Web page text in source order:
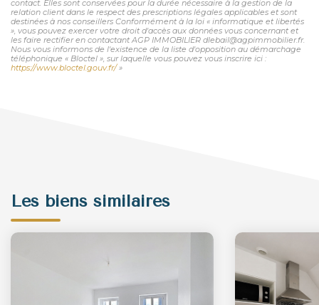
contact. Elles sont conservées pour la durée nécessaire à la gestion de la
relation client dans le respect des prescriptions légales applicables et sont
destinées à nos conseillers Conformément à la loi « informatique et libertés
», vous pouvez exercer votre droit d'accès aux données vous concernant et
les faire rectifier en contactant AGP IMMOBILIER dlebail@agpimmobilier.fr.
Nous vous informons de l'existence de la liste d'opposition au démarchage
téléphonique « Bloctel », sur laquelle vous pouvez vous inscrire ici :
https://www.bloctel.gouv.fr/»
Les biens similaires